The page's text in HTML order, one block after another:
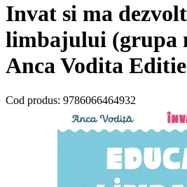
Invat si ma
limbajului (grupa
Anca Vodita
Cod produs: 9786066464932